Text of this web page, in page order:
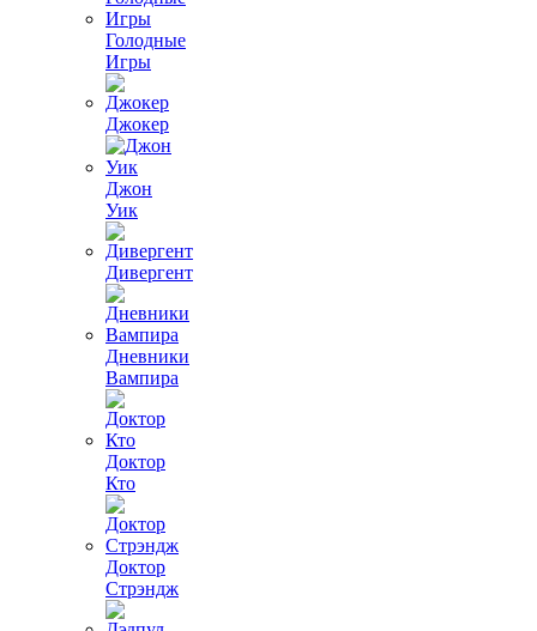
Голодные
Игры
Джокер
Джон
Уик
Дивергент
Дневники
Вампира
Доктор
Кто
Доктор
Стрэндж